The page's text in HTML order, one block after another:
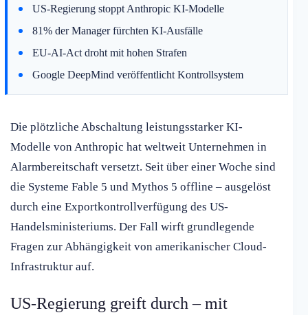
US-Regierung stoppt Anthropic KI-Modelle
81% der Manager fürchten KI-Ausfälle
EU-AI-Act droht mit hohen Strafen
Google DeepMind veröffentlicht Kontrollsystem
Die plötzliche Abschaltung leistungsstarker KI-
Modelle von Anthropic hat weltweit Unternehmen in
Alarmbereitschaft versetzt. Seit über einer Woche sind
die Systeme Fable 5 und Mythos 5 offline – ausgelöst
durch eine Exportkontrollverfügung des US-
Handelsministeriums. Der Fall wirft grundlegende
Fragen zur Abhängigkeit von amerikanischer Cloud-
Infrastruktur auf.
US-Regierung greift durch – mit